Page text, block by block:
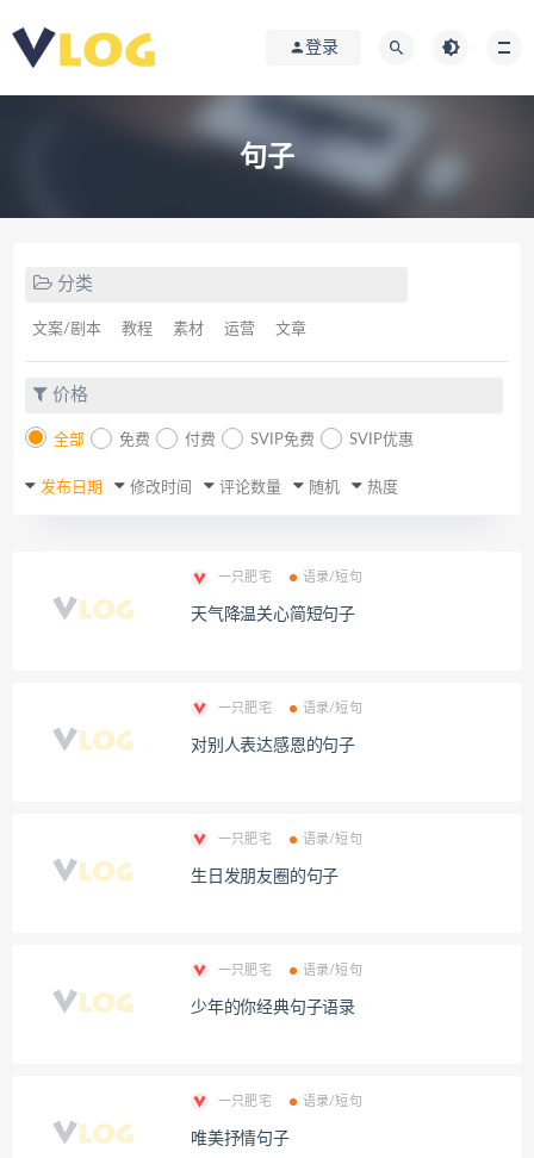
登录
句子
分类
文案/剧本 教程 素材 运营 文章
价格
全部 免费 付费 SVIP免费 SVIP优惠
发布日期 修改时间 评论数量 随机 热度
一只肥宅 语录/短句
天气降温关心简短句子
一只肥宅 语录/短句
对别人表达感恩的句子
一只肥宅 语录/短句
生日发朋友圈的句子
一只肥宅 语录/短句
少年的你经典句子语录
一只肥宅 语录/短句
唯美抒情句子